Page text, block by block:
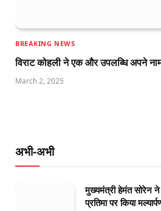
BREAKING NEWS
विराट कोहली ने एक और उपलब्धि अपने
March 2, 2025
अभी-अभी
मुख्यमंत्री हेमंत सोरेन ने
प्रतिमा पर किया